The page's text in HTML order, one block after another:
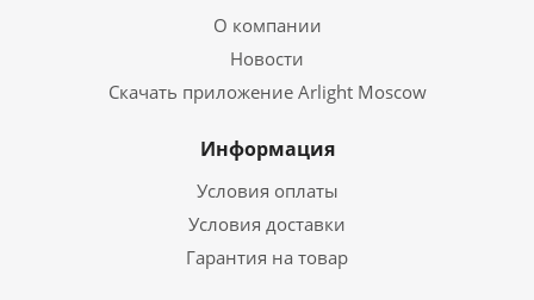
О компании
Новости
Скачать приложение Arlight Moscow
Информация
Условия оплаты
Условия доставки
Гарантия на товар